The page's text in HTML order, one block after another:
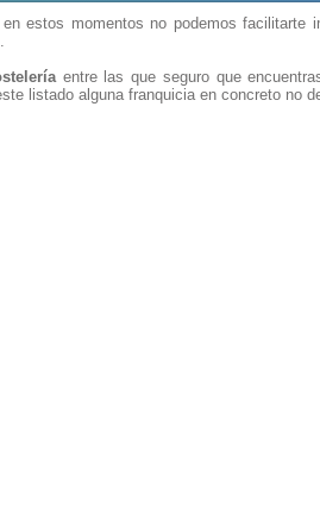
estos momentos no podemos facilitarte
entre las que seguro que
listado alguna franquicia en concreto no